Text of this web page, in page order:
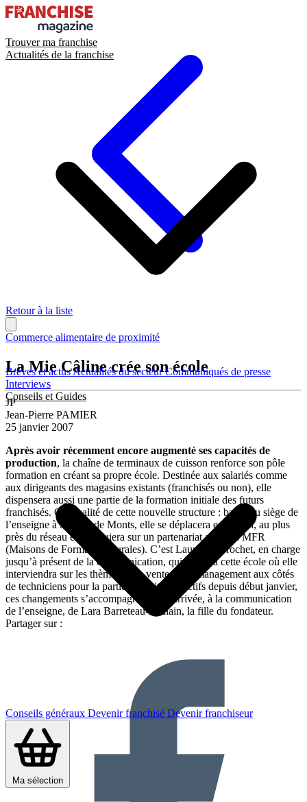
Trouver ma franchise
Actualités de la franchise
Brèves et actusActualités du secteurCommuniqués de presse
Interviews
Conseils et Guides
Conseils généraux Devenir franchisé Devenir franchiseur
Ma sélection
Retour à la liste
Commerce alimentaire de proximité
La Mie Câline crée son école
JP
Jean-Pierre PAMIER
25 janvier 2007
Après avoir récemment encore augmenté ses capacités de
production, la chaîne de terminaux de cuisson renforce son pôle
formation en créant sa propre école. Destinée aux salariés comme
aux dirigeants des magasins existants (franchisés ou non), elle
dispensera aussi une partie de la formation initiale des futurs
franchisés. Originalité de cette nouvelle structure : basée au siège de
l’enseigne à St-Jean de Monts, elle se déplacera en région, au plus
près du réseau et s’appuiera sur un partenariat avec les MFR
(Maisons de Formation Rurales). C’est Laurence Brochet, en charge
jusqu’à présent de la communication, qui dirigera cette école où elle
interviendra sur les thèmes de la vente et du management aux côtés
de techniciens pour la partie produits. Effectifs depuis début janvier,
ces changements s’accompagnent de l’arrivée, à la communication
de l’enseigne, de Lara Barreteau-Poulain, la fille du fondateur.
Partager sur :